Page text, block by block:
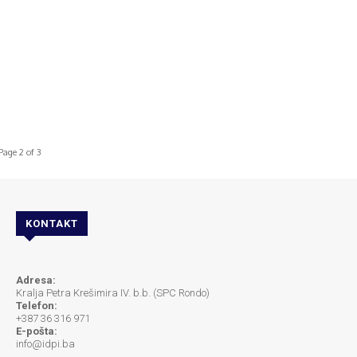
Page 2 of 3
KONTAKT
Adresa:
Kralja Petra Krešimira IV. b.b. (SPC Rondo)
Telefon:
+387 36 316 971
E-pošta:
info@idpi.ba